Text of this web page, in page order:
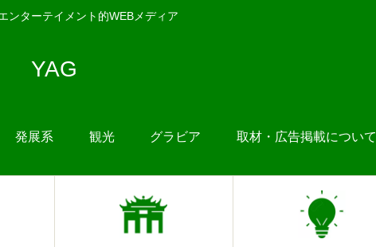
ンターテイメント的WEBメディア
YAG
発展系 観光 グラビア 取材・広告掲載について